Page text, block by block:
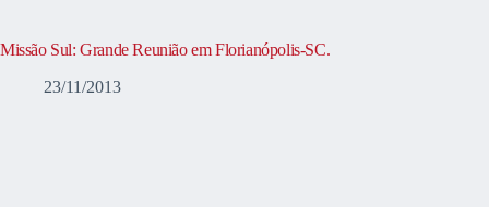
Missão Sul: Grande Reunião em Florianópolis-SC.
23/11/2013